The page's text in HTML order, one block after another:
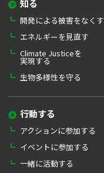
知る
開発による被害をなくす
エネルギーを見直す
Climate Justiceを
実現する
生物多様性を守る
行動する
アクションに参加する
イベントに参加する
一緒に活動する